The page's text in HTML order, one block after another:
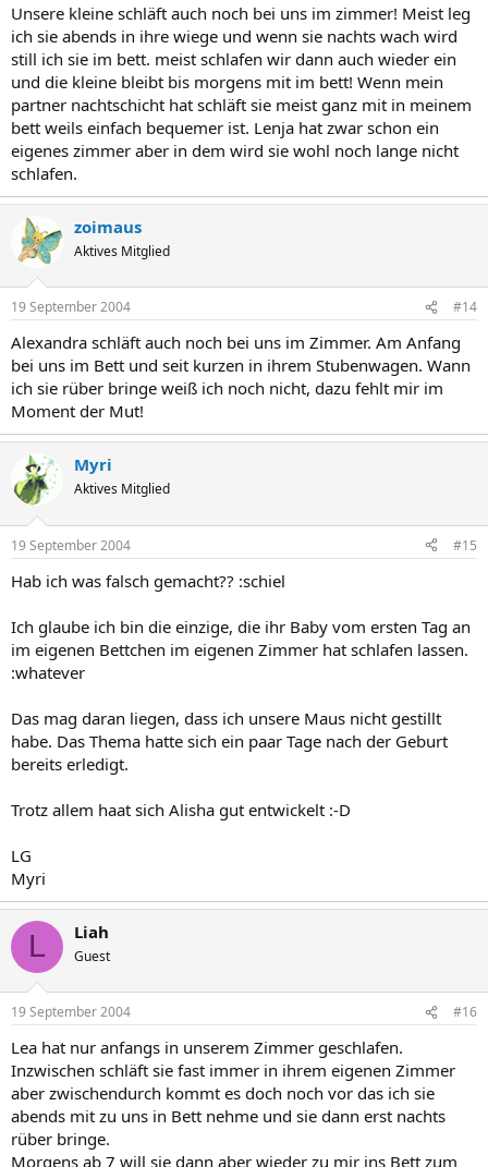
Unsere kleine schläft auch noch bei uns im zimmer! Meist leg
ich sie abends in ihre wiege und wenn sie nachts wach wird
still ich sie im bett. meist schlafen wir dann auch wieder ein
und die kleine bleibt bis morgens mit im bett! Wenn mein
partner nachtschicht hat schläft sie meist ganz mit in meinem
bett weils einfach bequemer ist. Lenja hat zwar schon ein
eigenes zimmer aber in dem wird sie wohl noch lange nicht
schlafen.
zoimaus
Aktives Mitglied
19 September 2004 #14
Alexandra schläft auch noch bei uns im Zimmer. Am Anfang
bei uns im Bett und seit kurzen in ihrem Stubenwagen. Wann
ich sie rüber bringe weiß ich noch nicht, dazu fehlt mir im
Moment der Mut!
Myri
Aktives Mitglied
19 September 2004 #15
Hab ich was falsch gemacht?? :schiel
Ich glaube ich bin die einzige, die ihr Baby vom ersten Tag an
im eigenen Bettchen im eigenen Zimmer hat schlafen lassen.
:whatever
Das mag daran liegen, dass ich unsere Maus nicht gestillt
habe. Das Thema hatte sich ein paar Tage nach der Geburt
bereits erledigt.
Trotz allem haat sich Alisha gut entwickelt :-D
LG
Myri
L Liah
Guest
19 September 2004 #16
Lea hat nur anfangs in unserem Zimmer geschlafen.
Inzwischen schläft sie fast immer in ihrem eigenen Zimmer
aber zwischendurch kommt es doch noch vor das ich sie
abends mit zu uns in Bett nehme und sie dann erst nachts
rüber bringe.
Morgens ab 7 will sie dann aber wieder zu mir ins Bett zum